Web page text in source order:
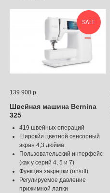
SALE
139 900 р.
Швейная машина Bernina
325
419 швейных операций
Широкйи цветной сенсорный
экран 4,3 дюйма
Пользовательский интерфейс
(как у серий 4, 5 и 7)
Функция закрепки (on/off)
Регулируемое давление
прижимной лапки